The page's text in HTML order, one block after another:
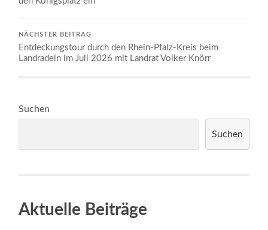
NÄCHSTER BEITRAG
Entdeckungstour durch den Rhein-Pfalz-Kreis beim
Landradeln im Juli 2026 mit Landrat Volker Knörr
Suchen
Suchen
Aktuelle Beiträge